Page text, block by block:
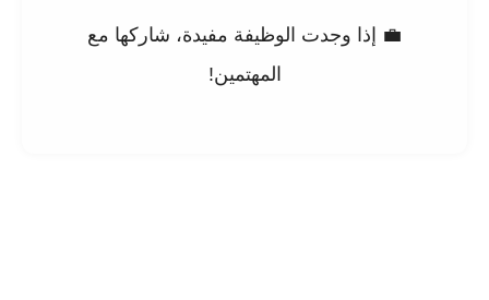
💼 إذا وجدت الوظيفة مفيدة، شاركها مع
المهتمين!